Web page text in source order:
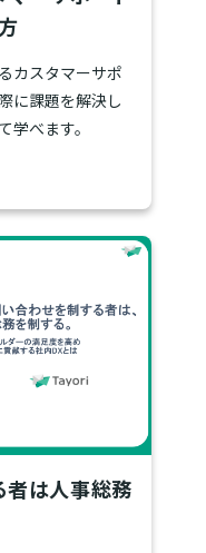
カスタマーサポ
に課題を解決し
学べます。
者は人事総務